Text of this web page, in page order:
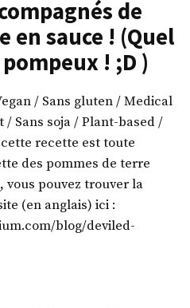
de
en sauce ! (Quel
! ;D )
/ Sans gluten / Medical
Sans soja / Plant-based /
recette est toute
des pommes de terre
pouvez trouver la
(en anglais) ici :
blog/deviled-